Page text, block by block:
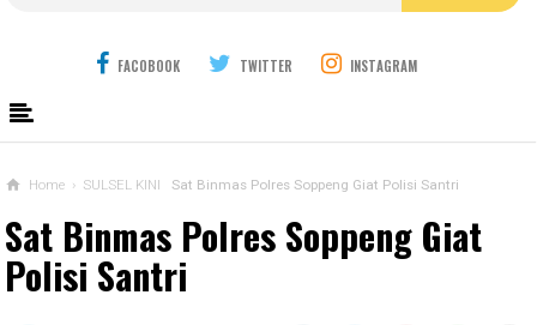
FACOBOOK TWITTER INSTAGRAM
Home › SULSEL KINI Sat Binmas Polres Soppeng Giat Polisi Santri
Sat Binmas Polres Soppeng Giat
Polisi Santri